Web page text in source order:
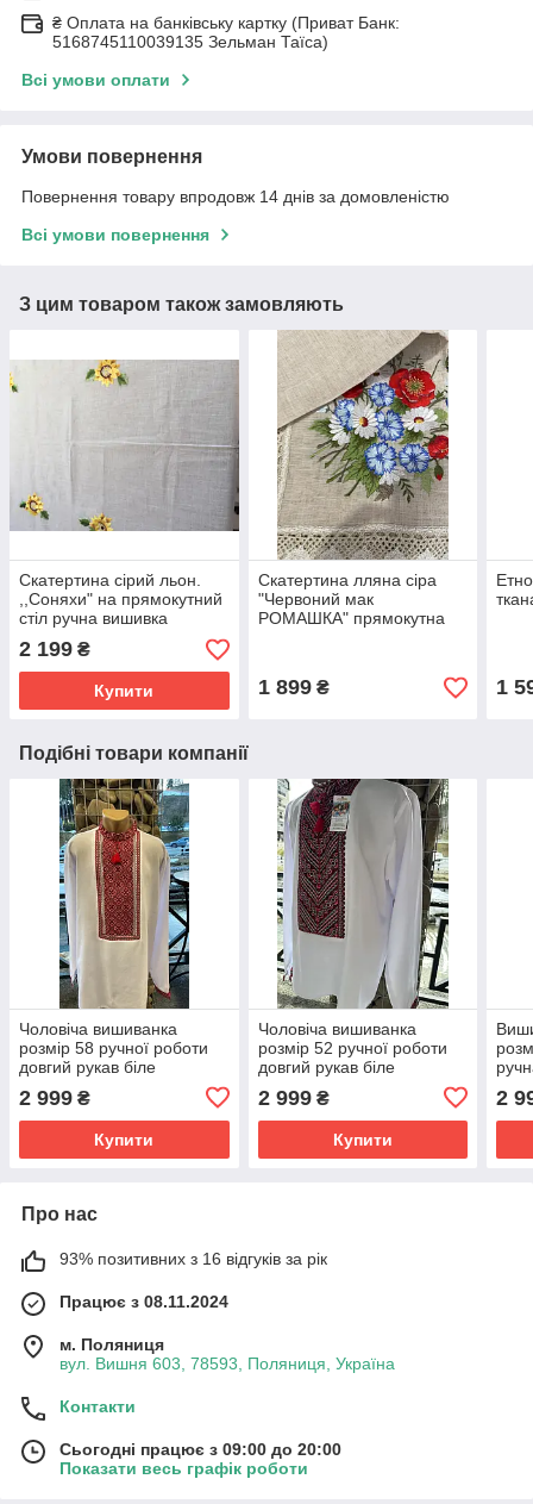
₴ Оплата на банківську картку (Приват Банк:
5168745110039135 Зельман Таїса)
Всі умови оплати
Умови повернення
Повернення товару впродовж 14 днів за домовленістю
Всі умови повернення
З цим товаром також замовляють
Скатертина сірий льон.
,,Соняхи" на прямокутний
стіл ручна вишивка
2 199 ₴
Купити
Скатертина лляна сіра
"Червоний мак
РОМАШКА" прямокутна
1 899₴ 1
Подібні товари компанії
Чоловіча вишиванка
розмір 58 ручної роботи
довгий рукав біле
2 999 ₴
Купити
Чоловіча вишиванка
розмір 52 ручної роботи
довгий рукав біле
2 999₴
Купити
2
Про нас
93% позитивних з 16 відгуків за рік
Працює з 08.11.2024
м. Поляниця
вул. Вишня 603, 78593, Поляниця, Україна
Контакти
Сьогодні працює з 09:00 до 20:00
Показати весь графік роботи